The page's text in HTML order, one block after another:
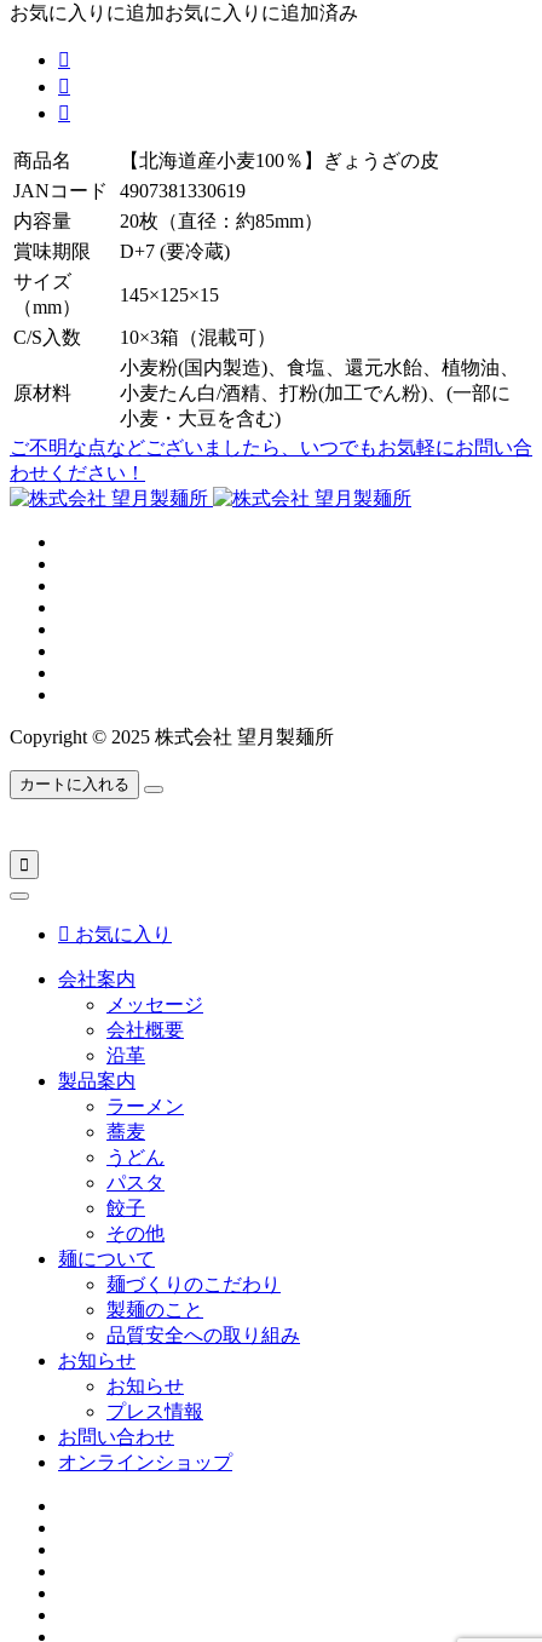
お気に入りに追加お気に入りに追加済み



商品名
【北海道産小麦100％】ぎょうざの皮
JANコード
4907381330619
内容量
20枚（直径：約85mm）
賞味期限
D+7 (要冷蔵)
サイズ
（mm）
145×125×15
C/S入数 10×3箱（混載可）
原材料
小麦粉(国内製造)、食塩、還元水飴、植物油、
小麦たん白/酒精、打粉(加工でん粉)、(一部に
小麦・大豆を含む)
ご不明な点などございましたら、いつでもお気軽にお問い合
わせください！
Copyright © 2025 株式会社 望月製麺所
カートに入れる

 お気に入り
会社案内
メッセージ
会社概要
沿革
製品案内
ラーメン
蕎麦
うどん
パスタ
餃子
その他
麺について
麺づくりのこだわり
製麺のこと
品質安全への取り組み
お知らせ
お知らせ
プレス情報
お問い合わせ
オンラインショップ